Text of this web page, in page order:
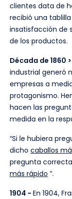
clientes data de
recibió una
insatisfacción de
de los productos.
Década de 1860 >
industrial generó
empresas a
protagonismo.
hacen las
medida en la
“Si le hubiera
dicho caballos
pregunta
más rápido ”.
1904 - En 1904,